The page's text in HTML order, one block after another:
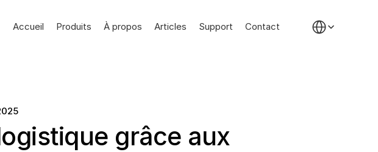
Accueil Produits À propos Articles Support Contact
grâce aux